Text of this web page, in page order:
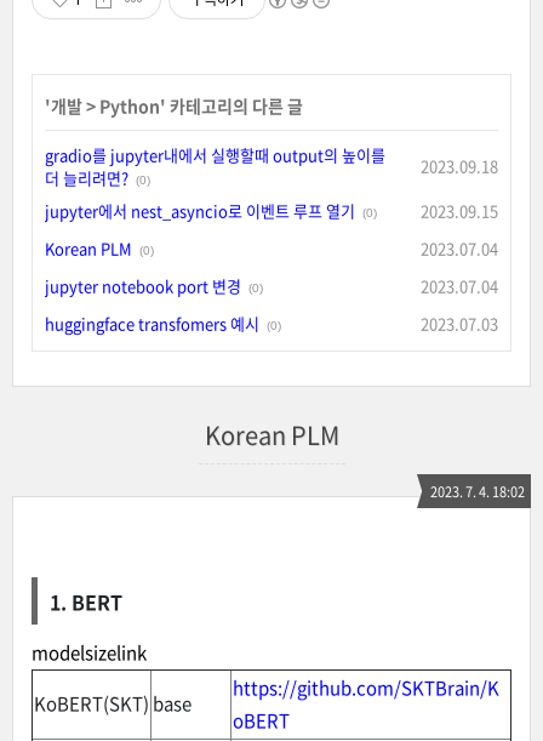
'개발> Python' 카테고리의 다른 글
gradio를 jupyter내에서 실행할때 output의 높이를
더 늘리려면? (0)
2023.09.18
jupyter에서 nest_asyncio로 이벤트 루프 열기
(0)
2023.09.15
Korean PLM
(0)
2023.07.04
jupyter notebook port 변경
(0)
2023.07.04
huggingface transfomers 예시
(0) 2023.07.03
Korean PLM
2023. 7. 4. 18:02
1. BERT
modelsizelink
KoBERT(SKT) base
https://github.com/SKTBrain/K
oBERT